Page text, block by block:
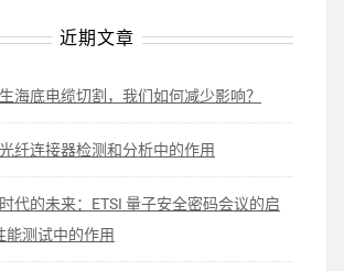
近期文章
海底电缆切割，我们如何减少影响？
纤连接器检测和分析中的作用
代的未来：ETSI 量子安全密码会议的启
能测试中的作用